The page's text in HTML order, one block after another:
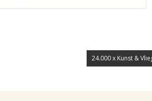
24.000 x Kunst &